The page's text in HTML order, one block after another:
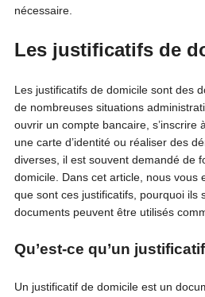
nécessaire.
Les justificatifs de
Les justificatifs de domicile sont des
de nombreuses situations
ouvrir un compte bancaire, s’inscrire
une carte d’identité ou réaliser des
diverses, il est souvent demandé de
domicile. Dans cet article, nous vous
que sont ces justificatifs, pourquoi ils
documents peuvent être utilisés
Qu’est-ce qu’un
Un justificatif de domicile est un